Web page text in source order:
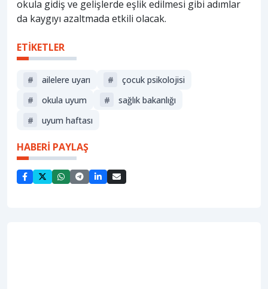
okula gidiş ve gelişlerde eşlik edilmesi gibi adımlar
da kaygıyı azaltmada etkili olacak.
ETİKETLER
# ailelere uyarı #
çocuk psikolojisi
#
okula uyum #
sağlik bakanliği
#
uyum haftası
HABERİ PAYLAŞ